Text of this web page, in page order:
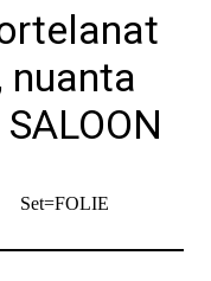
nuanta
Set=FOLIE